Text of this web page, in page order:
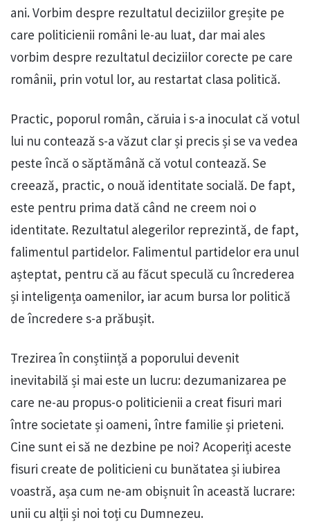
ani. Vorbim despre rezultatul deciziilor greșite pe
care politicienii români le-au luat, dar mai ales
vorbim despre rezultatul deciziilor corecte pe care
românii, prin votul lor, au restartat clasa politică.
Practic, poporul român, căruia i s-a inoculat că votul
lui nu contează s-a văzut clar și precis și se va vedea
peste încă o săptămână că votul contează. Se
creează, practic, o nouă identitate socială. De fapt,
este pentru prima dată când ne creem noi o
identitate. Rezultatul alegerilor reprezintă, de fapt,
falimentul partidelor. Falimentul partidelor era unul
așteptat, pentru că au făcut speculă cu încrederea
și inteligența oamenilor, iar acum bursa lor politică
de încredere s-a prăbușit.
Trezirea în conștiință a poporului devenit
inevitabilă și mai este un lucru: dezumanizarea pe
care ne-au propus-o politicienii a creat fisuri mari
între societate și oameni, între familie și prieteni.
Cine sunt ei să ne dezbine pe noi? Acoperiți aceste
fisuri create de politicieni cu bunătatea și iubirea
voastră, așa cum ne-am obișnuit în această lucrare:
unii cu alții și noi toți cu Dumnezeu.